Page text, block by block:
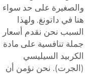
والصغيرة على حد سواء
هنا في داتونغ. ولهذا
السبب نحن نقدم أسعار
جملة تنافسية على مادة
الكربيد السيليسي
(الجرت). نحن نؤمن أن